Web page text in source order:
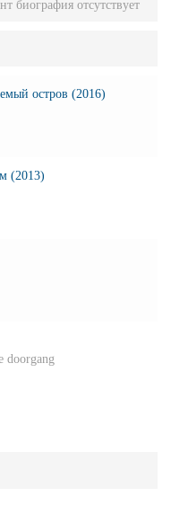
биография отсутствует
остров (2016)
(2013)
doorgang